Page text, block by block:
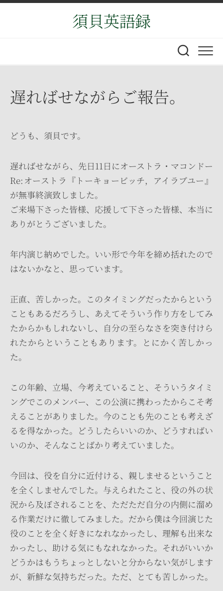
Skip
須貝英語録
遅ればせながらご報告。
どうも、須貝です。
遅ればせながら、先日11日にオーストラ・マコンドー
Re:オーストラ『トーキョービッチ，アイラブユー』
が無事終演致しました。
ご来場下さった皆様、応援して下さった皆様、本当に
ありがとうございました。
年内演じ納めでした。いい形で今年を締め括れたので
はないかなと、思っています。
正直、苦しかった。このタイミングだったからという
こともあるだろうし、あえてそういう作り方をしてみ
たからかもしれないし、自分の至らなさを突き付けら
れたからということもあります。とにかく苦しかっ
た。
この年齢、立場、今考えていること、そういうタイミ
ングでこのメンバー、この公演に携わったからこそ考
えることがありました。今のことも先のことも考えざ
るを得なかった。どうしたらいいのか、どうすればい
いのか、そんなことばかり考えていました。
今回は、役を自分に近付ける、親しませるということ
を全くしませんでした。与えられたこと、役の外の状
況から及ぼされることを、ただただ自分の内側に溜め
る作業だけに徹してみました。だから僕は今回演じた
役のことを全く好きになれなかったし、理解も出来な
かったし、助ける気にもなれなかった。それがいいか
どうかはもうちょっとしないと分からない気がします
が、新鮮な気持ちだった。ただ、とても苦しかった。